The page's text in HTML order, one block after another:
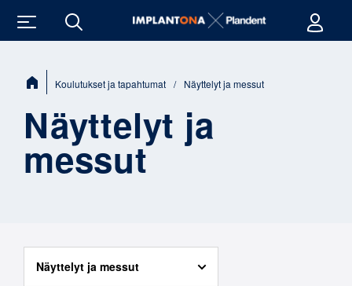
Sijainti:Koulutukset ja tapahtumat / Näyttelyt ja messut
Näyttelyt ja
messut